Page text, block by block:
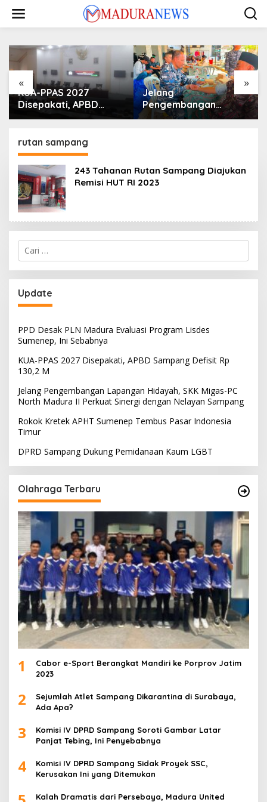
konten
« »
KUA-PPAS 2027
Disepakati, APBD
Sampang Defisit Rp
Jelang
Pengembangan
Lapangan Hidayah,
rutan sampang
243 Tahanan Rutan Sampang Diajukan
Remisi HUT RI 2023
Cari
untuk:
Update
PPD Desak PLN Madura Evaluasi Program Lisdes
Sumenep, Ini Sebabnya
KUA-PPAS 2027 Disepakati, APBD Sampang Defisit Rp
130,2 M
Jelang Pengembangan Lapangan Hidayah, SKK Migas-PC
North Madura II Perkuat Sinergi dengan Nelayan Sampang
Rokok Kretek APHT Sumenep Tembus Pasar Indonesia
Timur
DPRD Sampang Dukung Pemidanaan Kaum LGBT
Olahraga Terbaru
1
Cabor e-Sport Berangkat Mandiri ke Porprov Jatim
2023
2
Sejumlah Atlet Sampang Dikarantina di Surabaya,
Ada Apa?
3
Komisi IV DPRD Sampang Soroti Gambar Latar
Panjat Tebing, Ini Penyebabnya
4
Komisi IV DPRD Sampang Sidak Proyek SSC,
Kerusakan Ini yang Ditemukan
Kalah Dramatis dari Persebaya, Madura United